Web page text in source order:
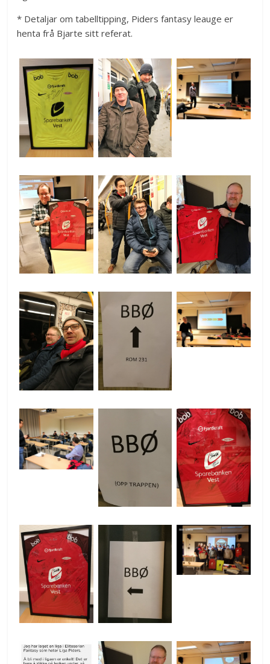
* Detaljar om tabelltipping, Piders fantasy leauge er
henta frå Bjarte sitt referat.